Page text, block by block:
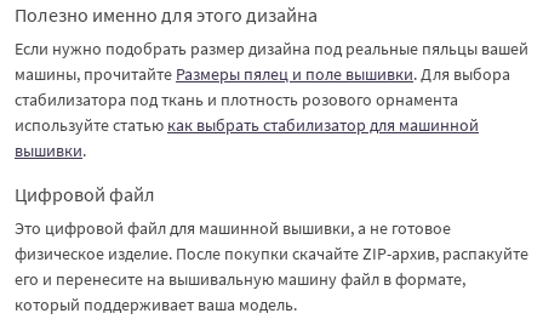
Полезно именно для этого дизайна
Если нужно подобрать размер дизайна под реальные пяльцы вашей
машины, прочитайте Размеры пялец и поле вышивки. Для выбора
стабилизатора под ткань и плотность розового орнамента
используйте статью как выбрать стабилизатор для машинной
вышивки.
Цифровой файл
Это цифровой файл для машинной вышивки, а не готовое
физическое изделие. После покупки скачайте ZIP-архив, распакуйте
его и перенесите на вышивальную машину файл в формате,
который поддерживает ваша модель.